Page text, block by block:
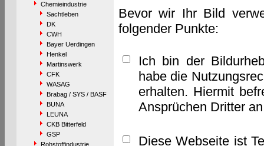
Chemieindustrie
Sachtleben
DK
CWH
Bayer Uerdingen
Henkel
Martinswerk
CFK
WASAG
Brabag / SYS / BASF
BUNA
LEUNA
CKB Bitterfeld
GSP
Rohstoffindustrie
Bevor wir Ihr Bild
folgender Punkte:
Ich bin der
habe die
erhalten. Hiermit
Ansprüchen Dritter
Diese Webseite ist